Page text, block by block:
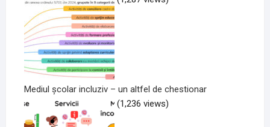
Mediul școlar incluziv – un altfel de chestionar
(1,236 views)